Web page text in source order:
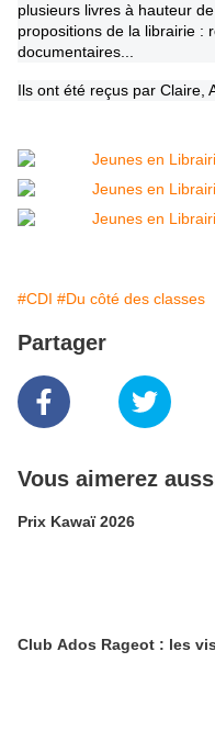
plusieurs livres à hauteur
propositions de la librairie :
documentaires...
Ils ont été reçus par Claire,
#CDI #Du côté des classes
Partager
Vous aimerez
Prix Kawaï 2026
Club Ados Rageot : les